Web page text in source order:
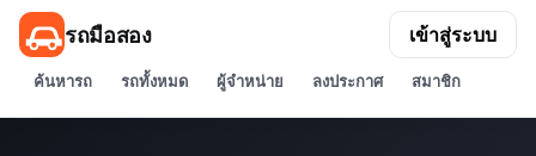
รถมือสอง
ค้นหารถ รถทั้งหมด ผู้จำหน่าย ลงประกาศ สมาชิก
เข้าสู่ระบบ